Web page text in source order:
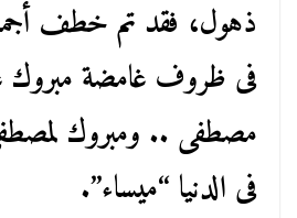
ذهول، فقد تم خطف
فى ظروف غامضة مبروك
مصطفى .. ومبروك
فى الدنيا “ميساء”.